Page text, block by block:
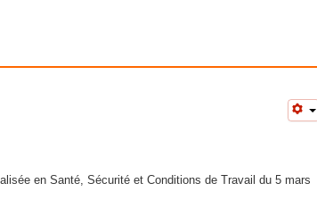
en Santé, Sécurité et Conditions de Travail du 5 mars